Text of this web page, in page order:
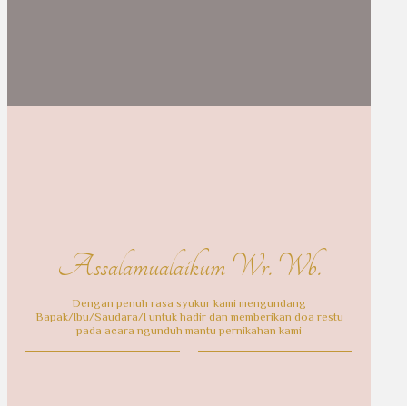
Assalamualaikum Wr. Wb.
Dengan penuh rasa syukur kami mengundang
Bapak/Ibu/Saudara/I untuk hadir dan memberikan doa restu
pada acara ngunduh mantu pernikahan kami